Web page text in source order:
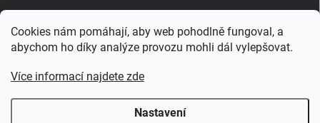
Cookies nám pomáhají, aby web pohodlně fungoval, a
abychom ho díky analýze provozu mohli dál vylepšovat.
Více informací najdete zde
Nastavení